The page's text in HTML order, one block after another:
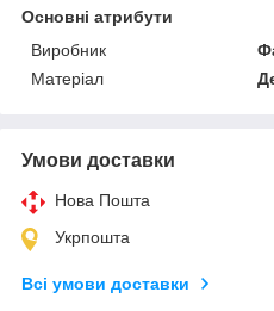
Основні атрибути
Виробник
Матеріал
Умови доставки
Нова Пошта
Укрпошта
Всі умови доставки